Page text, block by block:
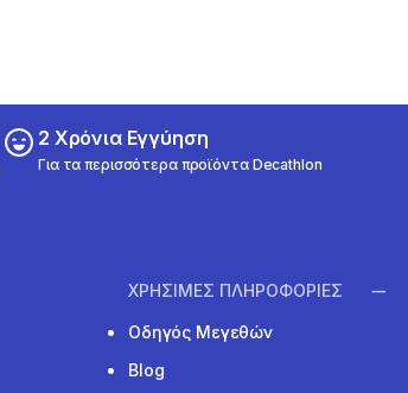
2 Χρόνια Εγγύηση
Για τα περισσότερα προϊόντα Decathlon
ΧΡΗΣΙΜΕΣ ΠΛΗΡΟΦΟΡΙΕΣ
Οδηγός Μεγεθών
Blog